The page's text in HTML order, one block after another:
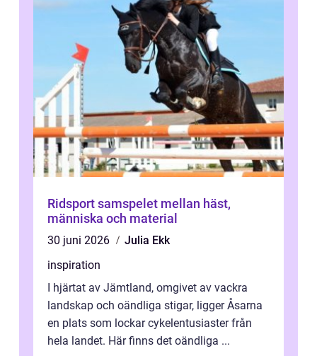
Ridsport samspelet mellan häst,
människa och material
30 juni 2026
Julia Ekk
inspiration
I hjärtat av Jämtland, omgivet av vackra
landskap och oändliga stigar, ligger Åsarna
en plats som lockar cykelentusiaster från
hela landet. Här finns det oändliga ...